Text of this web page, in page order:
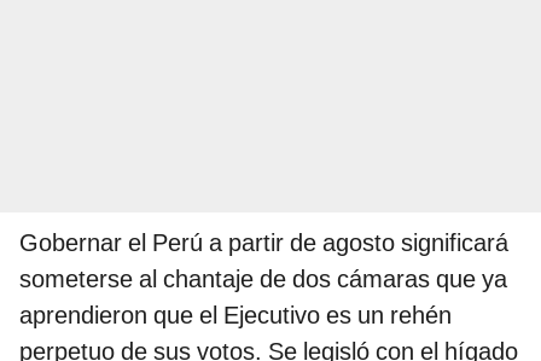
Gobernar el Perú a partir de agosto significará
someterse al chantaje de dos cámaras que ya
aprendieron que el Ejecutivo es un rehén
perpetuo de sus votos. Se legisló con el hígado